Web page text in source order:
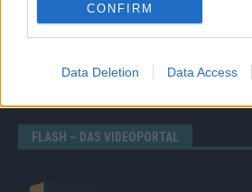
CONFIRM
Data Deletion Data Access
Wissen
Streams & Storys
FLASH – DAS VIDEOPORTAL